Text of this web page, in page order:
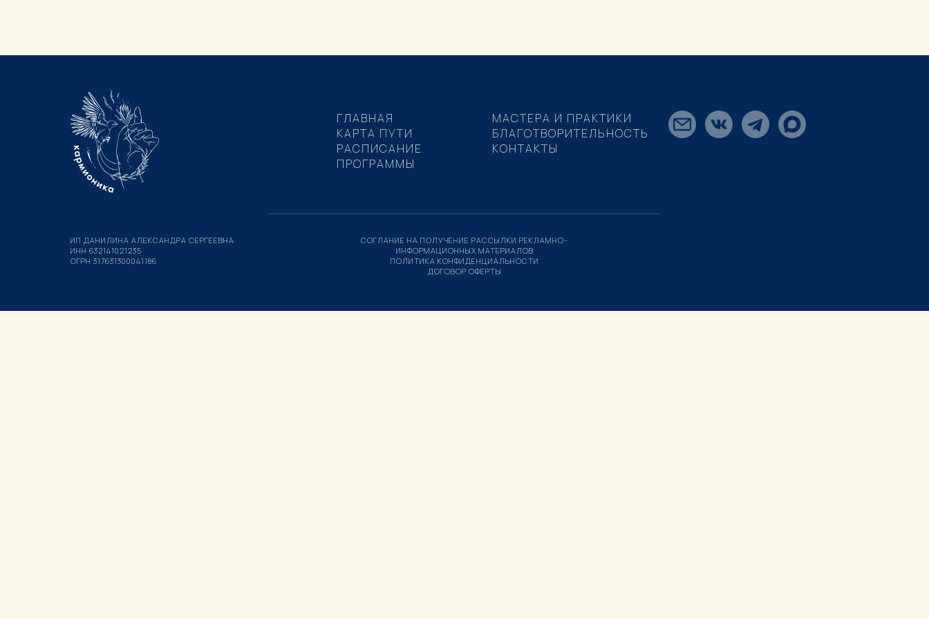
ГЛАВНАЯ
КАРТА ПУТИ
РАСПИСАНИЕ
ПРОГРАММЫ
МАСТЕРА И ПРАКТИКИ
БЛАГОТВОРИТЕЛЬНОСТЬ
КОНТАКТЫ
ИП ДАНИЛИНА АЛЕКСАНДРА СЕРГЕЕВНА
ИНН 632141021235
ОГРН 317631300041186
СОГЛАНИЕ НА ПОЛУЧЕНИЕ РАССЫЛКИ РЕКЛАМНО-
ИНФОРМАЦИОННЫХ МАТЕРИАЛОВ
ПОЛИТИКА КОНФИДЕНЦИАЛЬНОСТИ
ДОГОВОР ОФЕРТЫ